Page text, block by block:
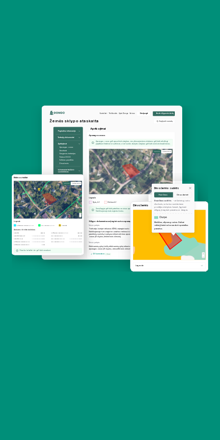
Kontaktai Tinklaraštis Apie Dongo Kainos Prisijungti Gauti sklypo ataskaitą
Žemės sklypo ataskaita Kopijuoti nuorodą
Pagrindinė informacija
Teritorijų dokumentai
Apribojimai
Apsaugos zonos
Servitutai
Saugomos teritorijos
Natura 2000
Kultūros paveldas
Dirvožemis
Inžinieriniai tinklai ir
susisiekimas
Apribojimai
Apsaugos zonos
Apsaugos zonos gali apsunkinti statybas, nes planuojamiems darbams gali būti reikalingi
papildomi leidimai ar sutikimai, o kai kuriais atvejais statybos gali būti visiškai draudžiamos.
Ortofoto Kartografinis
Legenda
Ryšių AZ Elektros AZ
Žemėlapyje gali būti pateiktos ne visos apsaugos zonos, todėl žemiau pateikėme žymas iš RC
Nekilnojamojo turto registro išrašo.
Sklypo dokumentuose įregistruotos apsaugos zonos
Teisės potipis
Teritorija, kurioje taikomos SŽNS, neįregistruota
Nekilnojamojo turto registre: vandens tiekimo ir nuotekų,
paviršinių nuotekų tvarkymo infrastruktūros apsaugos
zonos (III skyrius, dešimtasis skirsnis)
Ribojamos dalies plotas
Teisės potipis
Elektroninių ryšių tinklų elektroninių ryšių infrastruktūros
apsaugos zonos (III skyrius, vienuoliktasis skirsnis)
Ribojamos dalies plotas
DI komentaras 1 įžvalga
Elektros tinklai
Ortofoto Kartografinis
Legenda
Požeminiai kabeliai 0,4 kV Oro kabeliai 0,4 kV Pastotės
Atstumas iki infrastruktūros
Pastotės 500 m
Pastotės (svarbios) 1 km spinduliu nerasta
Pastotės 110,35 1 km spinduliu nerasta
Požeminiai kabeliai 10 kV 1 km spinduliu nerasta
Požeminiai kabeliai 35 kV 1 km
Požeminiai kabeliai 0,4 kV 120 km
Oro kabeliai 35 kV 20 km
Oro kabeliai 10-6 kV 1 km spinduliu nerasta
Oro kabeliai 0,4 kV 1 km spinduliu nerasta
Privatūs kabeliai čia gali būti nerodomi.
Dirvožemis
Legenda
Dirvožemio sudėtis
Paviršiaus Dirvodarinė
– viršutinis grunto
sluoksnis, su kuriuo susiduriama
pradėjus statybas: kasant, lyginant
sklypą, įrengiant pamatus ar dangas.
Paviršiaus sudėtis
Durpė
Minkštas, silpnas gruntas. Dažnai
reikia jį keisti arba naudoti specialius
pamatus.